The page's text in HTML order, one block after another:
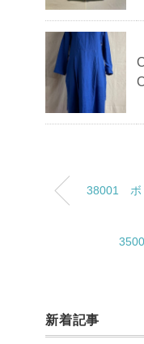
38001 ボ
新着記事